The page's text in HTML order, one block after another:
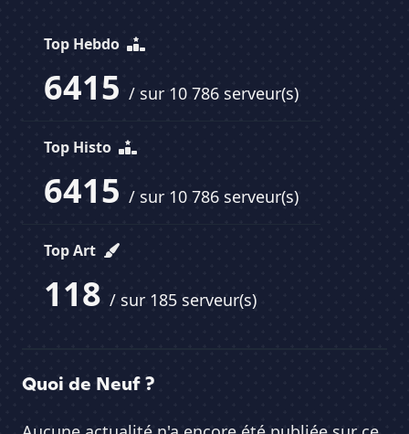
Top Hebdo
6415 / sur 10 786 serveur(s)
Top Histo
6415 / sur 10 786 serveur(s)
Top Art
118 / sur 185 serveur(s)
Quoi de Neuf ?